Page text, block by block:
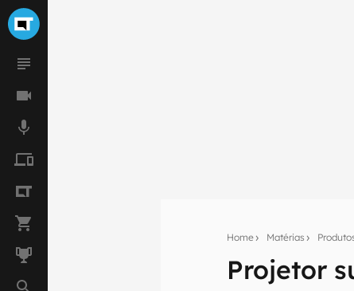
Home Matérias
Projetor